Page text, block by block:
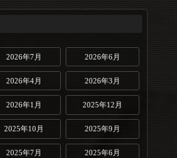
2026年7月 2026年6月
2026年4月 2026年3月
2026年1月 2025年12月
2025年10月 2025年9月
2025年7月 2025年6月